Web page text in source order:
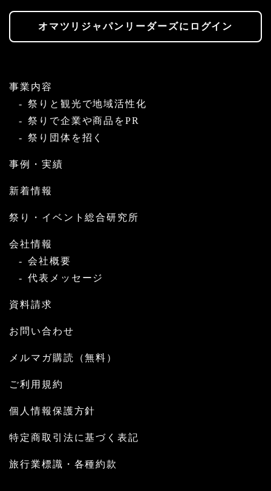
オマツリジャパンリーダーズにログイン
事業内容
祭りと観光で地域活性化
祭りで企業や商品をPR
祭り団体を招く
事例・実績
新着情報
祭り・イベント総合研究所
会社情報
会社概要
代表メッセージ
資料請求
お問い合わせ
メルマガ購読（無料）
ご利用規約
個人情報保護方針
特定商取引法に基づく表記
旅行業標識・各種約款